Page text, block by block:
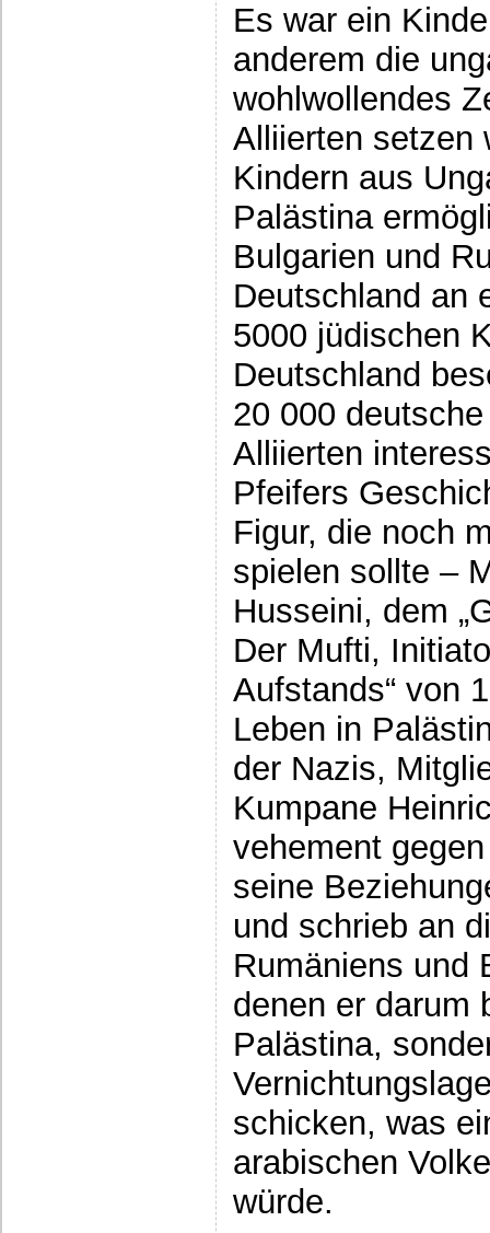
Es war ein
anderem die
wohlwollendes
Alliierten setzen
Kindern aus
Palästina
Bulgarien und
Deutschland an
5000 jüdischen
Deutschland
20 000
Alliierten
Pfeifers
Figur, die noch
spielen sollte –
Husseini, dem
Der Mufti,
Aufstands“ von
Leben in
der Nazis,
Kumpane
vehement
seine
und schrieb an
Rumäniens und
denen er darum
Palästina,
schicken, was
arabischen
würde.